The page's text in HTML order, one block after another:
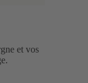
et vos